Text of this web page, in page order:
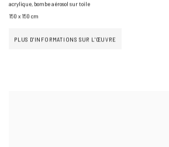
acrylique, bombe aérosol sur toile
150 x 150 cm
PLUS D'INFORMATIONS SUR L'ŒUVRE